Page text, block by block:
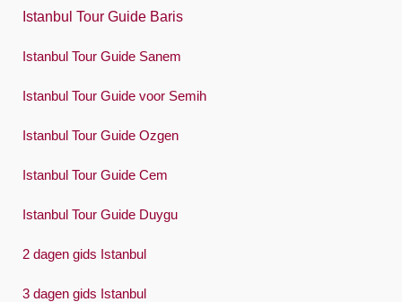
Русский
Español
Swedish
Istanbul Tour Guide Baris
Istanbul Tour Guide Sanem
Istanbul Tour Guide voor Semih
Istanbul Tour Guide Ozgen
Istanbul Tour Guide Cem
Istanbul Tour Guide Duygu
2 dagen gids Istanbul
3 dagen gids Istanbul